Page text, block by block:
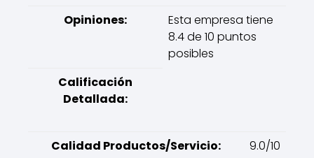
Opiniones:
Esta empresa tiene
8.4 de 10 puntos
posibles
Calificación
Detallada:
Calidad Productos/Servicio: 9.0/10